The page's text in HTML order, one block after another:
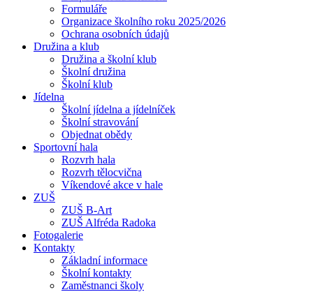
Formuláře
Organizace školního roku 2025/2026
Ochrana osobních údajů
Družina a klub
Družina a školní klub
Školní družina
Školní klub
Jídelna
Školní jídelna a jídelníček
Školní stravování
Objednat obědy
Sportovní hala
Rozvrh hala
Rozvrh tělocvična
Víkendové akce v hale
ZUŠ
ZUŠ B-Art
ZUŠ Alfréda Radoka
Fotogalerie
Kontakty
Základní informace
Školní kontakty
Zaměstnanci školy